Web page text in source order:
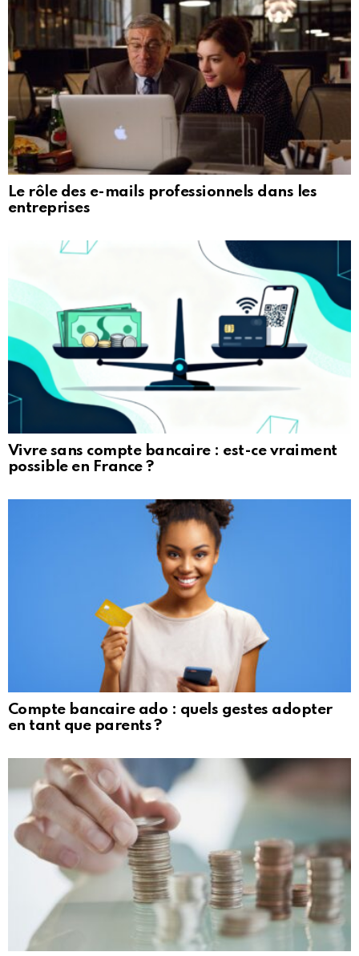
Le rôle des e-mails professionnels dans les
entreprises
Vivre sans compte bancaire : est-ce vraiment
possible en France ?
Compte bancaire ado : quels gestes adopter
en tant que parents ?